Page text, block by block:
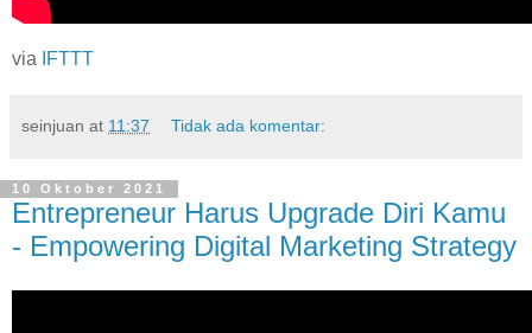
via IFTTT
seinjuan at 11:37 Tidak ada komentar:
10 Oktober 2021
Entrepreneur Harus Upgrade Diri Kamu
- Empowering Digital Marketing Strategy